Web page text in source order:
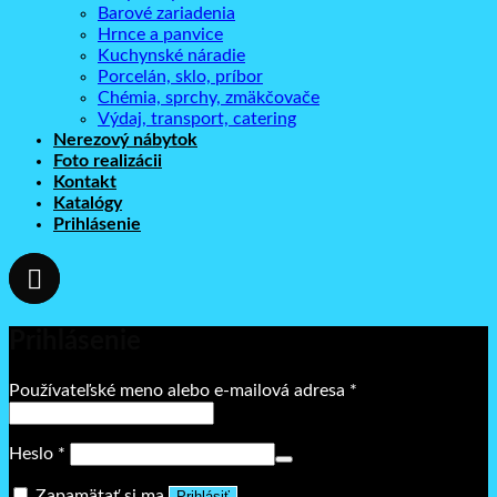
Barové zariadenia
Hrnce a panvice
Kuchynské náradie
Porcelán, sklo, príbor
Chémia, sprchy, zmäkčovače
Výdaj, transport, catering
Nerezový nábytok
Foto realizácii
Kontakt
Katalógy
Prihlásenie
Používateľské meno alebo e-mailová adresa *
Heslo *